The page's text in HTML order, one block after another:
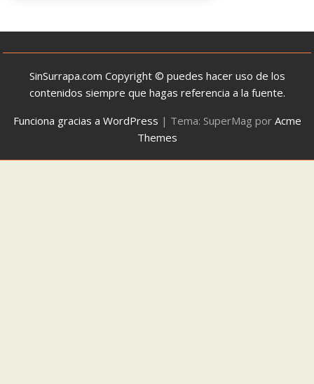
SinSurrapa.com Copyright © puedes hacer uso de los
contenidos siempre que hagas referencia a la fuente.
Funciona gracias a WordPress | Tema: SuperMag por Acme
Themes